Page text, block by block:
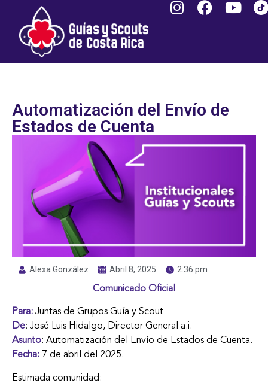
Automatización del Envío de
Estados de Cuenta
Alexa González Abril 8, 2025 2:36 pm
Comunicado Oficial
Para: Juntas de Grupos Guía y Scout
De: José Luis Hidalgo, Director General a.i.
Asunto: Automatización del Envío de Estados de Cuenta.
Fecha: 7 de abril del 2025.
Estimada comunidad: